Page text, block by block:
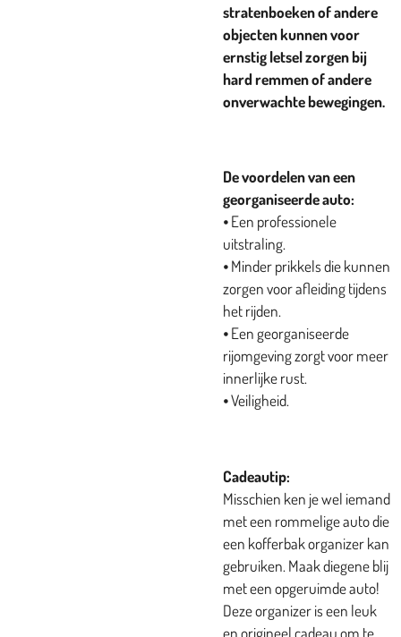
stratenboeken of andere
objecten kunnen voor
ernstig letsel zorgen bij
hard remmen of andere
onverwachte bewegingen.
De voordelen van een
georganiseerde auto:
⦁ Een professionele
uitstraling.
⦁ Minder prikkels die kunnen
zorgen voor afleiding tijdens
het rijden.
⦁ Een georganiseerde
rijomgeving zorgt voor meer
innerlijke rust.
⦁ Veiligheid.
Cadeautip:
Misschien ken je wel iemand
met een rommelige auto die
een kofferbak organizer kan
gebruiken. Maak diegene blij
met een opgeruimde auto!
Deze organizer is een leuk
en origineel cadeau om te